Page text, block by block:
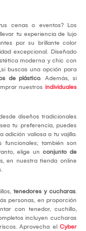
cenas o eventos? Los
tu experiencia de lujo
por su brillante color
excepcional. Diseñado
moderna y chic con
buscas una opción para
de plástico. Además, si
nuestros individuales
diseños tradicionales
tu preferencia, puedes
adición valiosa a tu vajilla.
funcionales; también son
elige un conjunto de
en nuestra tienda online
tenedores y cucharas.
personas, en proporción
con tenedor, cuchillo,
incluyen cucharas
Aprovecha el Cyber